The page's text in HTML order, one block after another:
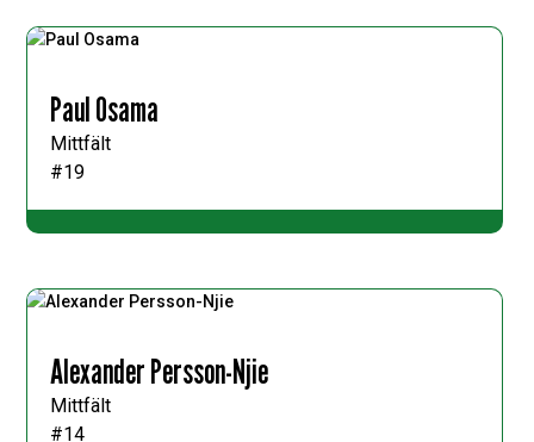
Paul Osama
Mittfält
#19
Alexander Persson-Njie
Mittfält
#14